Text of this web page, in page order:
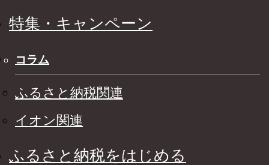
特集・キャンペーン
コラム
ふるさと納税関連
イオン関連
ふるさと納税をはじめる